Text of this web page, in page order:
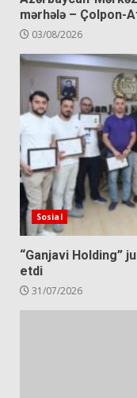
mərhələ – Çolpon-
03/08/2026
Sosial
“Ganjavi Holding”
etdi
31/07/2026